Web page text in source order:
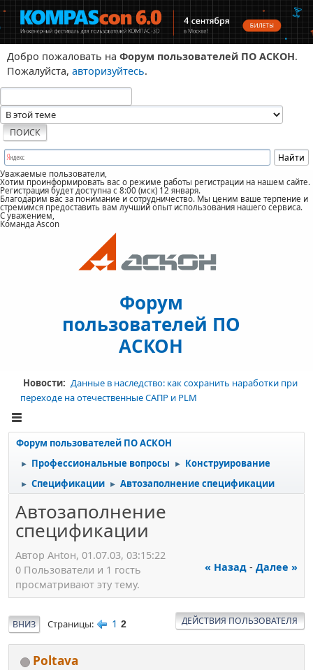
Добро пожаловать на Форум пользователей ПО АСКОН.
Пожалуйста, авторизуйтесь.
Уважаемые пользователи,
Хотим проинформировать вас о режиме работы регистрации на нашем сайте.
Регистрация будет доступна с 8:00 (мск) 12 января.
Благодарим вас за понимание и сотрудничество. Мы ценим ваше терпение и
стремимся предоставить вам лучший опыт использования нашего сервиса.
С уважением,
Команда Ascon
Форум
пользователей ПО
АСКОН
Новости: Данные в наследство: как сохранить наработки при
переходе на отечественные САПР и PLM
Форум пользователей ПО АСКОН
► Профессиональные вопросы ► Конструирование
► Спецификации ► Автозаполнение спецификации
Автозаполнение
спецификации
Автор Aнtoн, 01.07.03, 03:15:22
« Назад - Далее »
0 Пользователи и 1 гость
просматривают эту тему.
ВНИЗ Страницы 1 2 ДЕЙСТВИЯ ПОЛЬЗОВАТЕЛЯ
Poltava